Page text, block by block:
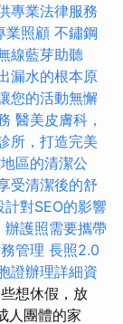
專業法律服務
業照顧 不鏽鋼
線藍芽助聽
漏水的根本原
您的活動無懈
醫美皮膚科，
所，打造完美
區的清潔公
受清潔後的舒
計對SEO的影響
辦護照需要攜帶
管理 長照2.0
證辦理詳細資
想休假，放
人團體的家